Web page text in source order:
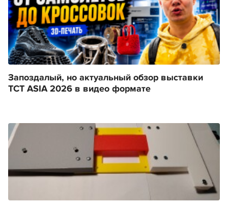
Запоздалый, но актуальный обзор выставки
TCT ASIA 2026 в видео формате